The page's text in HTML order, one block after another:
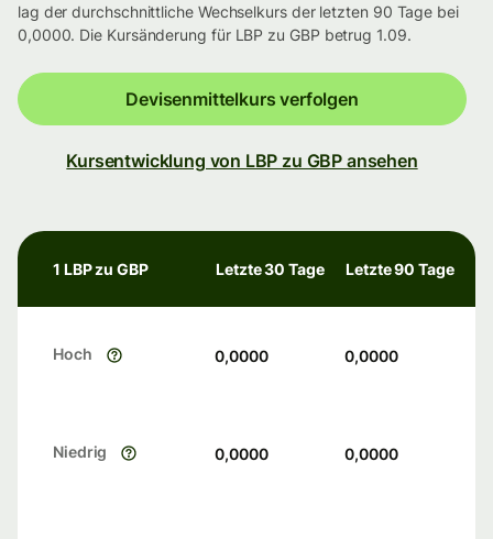
lag der durchschnittliche Wechselkurs der letzten 90 Tage bei
0,0000. Die Kursänderung für LBP zu GBP betrug 1.09.
Devisenmittelkurs verfolgen
Kursentwicklung von LBP zu GBP ansehen
1 LBP zu GBP Letzte 30 Tage Letzte 90 Tage
Hoch 0,0000 0,0000
Niedrig 0,0000 0,0000